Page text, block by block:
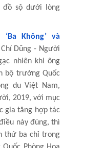
sộ dưới lòng
Không’ và
Dũng - Người
nhiên khi ông
bộ trưởng Quốc
du Việt Nam,
2019, với mục
gia tăng hợp tác
này đúng, thì
thứ ba chỉ trong